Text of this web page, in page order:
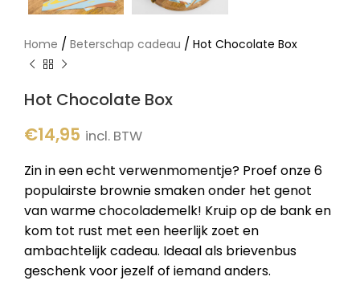
Home / Beterschap cadeau / Hot Chocolate Box
Hot Chocolate Box
€14,95 incl. BTW
Zin in een echt verwenmomentje? Proef onze 6
populairste brownie smaken onder het genot
van warme chocolademelk! Kruip op de bank en
kom tot rust met een heerlijk zoet en
ambachtelijk cadeau. Ideaal als brievenbus
geschenk voor jezelf of iemand anders.